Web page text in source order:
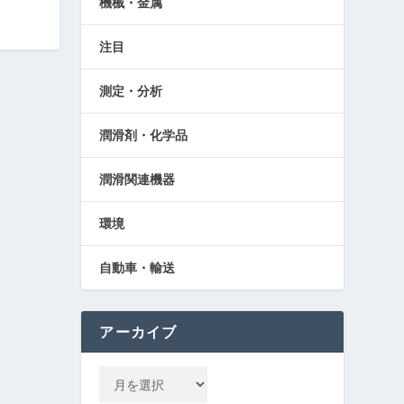
注目
測定・分析
潤滑剤・化学品
潤滑関連機器
環境
自動車・輸送
アーカイブ